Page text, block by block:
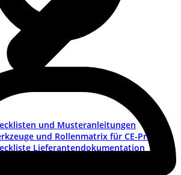
und Musteranleitungen
und Rollenmatrix für CE-Projekte
Lieferantendokumentation